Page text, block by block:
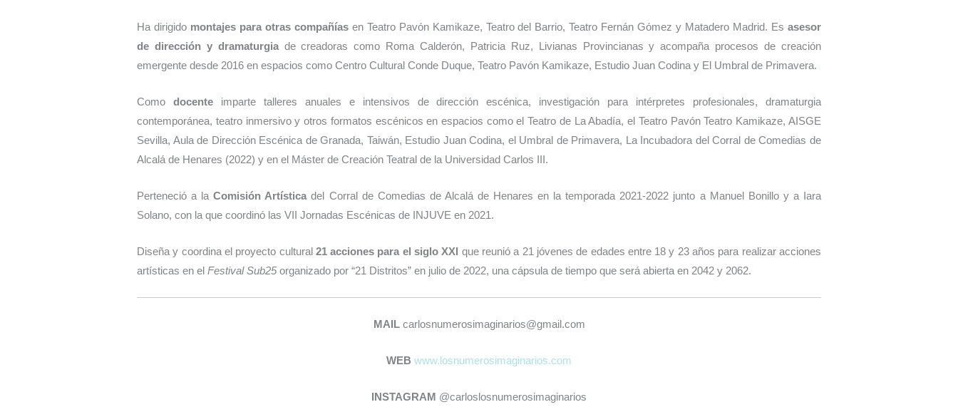
Ha dirigido montajes para otras compañíasen Teatro Pavón Kamikaze, Teatro del Barrio, Teatro Fernán Gómez y Matadero Madrid. Es asesor
de dirección y dramaturgia de creadoras como Roma Calderón, Patricia Ruz, Livianas Provincianas y acompaña procesos de creación
emergente desde 2016 en espacios como Centro Cultural Conde Duque, Teatro Pavón Kamikaze, Estudio Juan Codina y El Umbral de Primavera.
Como docente imparte talleres anuales e intensivos de dirección escénica, investigación para intérpretes profesionales, dramaturgia
contemporánea, teatro inmersivo y otros formatos escénicos en espacios como el Teatro de La Abadía, el Teatro Pavón Teatro Kamikaze, AISGE
Sevilla, Aula de Dirección Escénica de Granada, Taiwán, Estudio Juan Codina, el Umbral de Primavera, La Incubadora del Corral de Comedias de
Alcalá de Henares (2022) y en el Máster de Creación Teatral de la Universidad Carlos III.
Perteneció a laComisión Artística del Corral de Comedias de Alcalá de Henares en la temporada 2021-2022 junto a Manuel Bonillo y a Iara
Solano, con la que coordinó las VII Jornadas Escénicas de INJUVE en 2021.
Diseña y coordina el proyecto cultural 21 acciones para el siglo XXI que reunió a 21 jóvenes de edades entre 18 y 23 años para realizar acciones
artísticas en elFestival Sub25organizado por “21 Distritos” en julio de 2022, una cápsula de tiempo que será abierta en 2042 y 2062.
MAILcarlosnumerosimaginarios@gmail.com
WEB www.losnumerosimaginarios.com
INSTAGRAM @carloslosnumerosimaginarios